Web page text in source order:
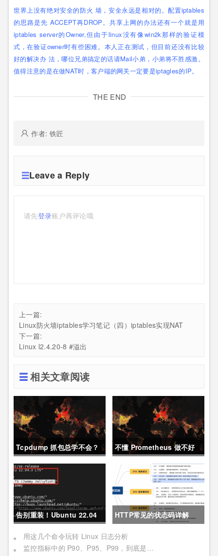
世界上没有绝对安全的防火 墙，安全永远是相对的。配置iptables
的思路是先 ACCEPT再DROP。共享上网的办法还有一个就是用
iptables server的Owner,但由于linux没有像win2k那样的验证模
式，在验证owner时有些困难。本人正在测试，但目前还没有比较
好的解决办 法，哪位兄弟搞定的话请Mail小弟，小弟将不胜感激。
值得注意的是在做NAT时，客户端的网关一定要是iptagles的IP。
THE END
作者: 铁匠
Leave a Reply
请先登录账户再评论哦
上一篇:
Linux防火墙iptables学习笔记（四）iptables实现NAT
下一篇:
Linux l2.4.20-8 #溢出
相关文章阅读
Tcpdump 抓包总学不会？
这篇保姆级教程，今天可以
拿下！
不懂 Prometheus 做不好
运维？那就来看这一篇干货
吧。
告别重装！Ubuntu 22.04
直升24.04教程，零数据丢
失的终极方案
HTTP常见的状态码详解
用这几个命令玩转 Linux 日志分析
监控指标中的 P90、P95、P99，到底是个啥？